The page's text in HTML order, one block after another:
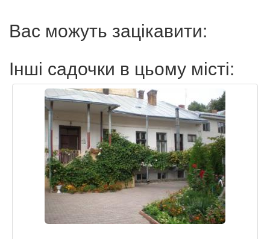
Вас можуть зацікавити:
Інші садочки в цьому місті: